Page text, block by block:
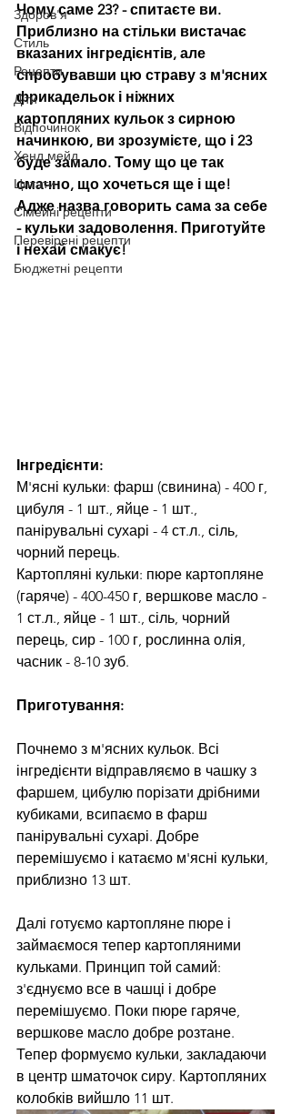
Здоров'я
Стиль
Рецепти
Діти
Відпочинок
Хенд мейд
Цитати
Сімейні рецепти
Перевірені рецепти
Бюджетні рецепти
Чому саме 23? - спитаєте ви.
Приблизно на стільки вистачає
вказаних інгредієнтів, але
спробувавши цю страву з м'ясних
фрикадельок і ніжних
картопляних кульок з сирною
начинкою, ви зрозумієте, що і 23
буде замало. Тому що це так
смачно, що хочеться ще і ще!
Адже назва говорить сама за себе
- кульки задоволення. Приготуйте
і нехай смакує!
Інгредієнти:
М'ясні кульки: фарш (свинина) - 400 г,
цибуля - 1 шт., яйце - 1 шт.,
панірувальні сухарі - 4 ст.л., сіль,
чорний перець.
Картопляні кульки: пюре картопляне
(гаряче) - 400-450 г, вершкове масло -
1 ст.л., яйце - 1 шт., сіль, чорний
перець, сир - 100 г, рослинна олія,
часник - 8-10 зуб.
Приготування:
Почнемо з м'ясних кульок. Всі
інгредієнти відправляємо в чашку з
фаршем, цибулю порізати дрібними
кубиками, всипаємо в фарш
панірувальні сухарі. Добре
перемішуємо і катаємо м'ясні кульки,
приблизно 13 шт.
Далі готуємо картопляне пюре і
займаємося тепер картопляними
кульками. Принцип той самий:
з'єднуємо все в чашці і добре
перемішуємо. Поки пюре гаряче,
вершкове масло добре розтане.
Тепер формуємо кульки, закладаючи
в центр шматочок сиру. Картопляних
колобків вийшло 11 шт.